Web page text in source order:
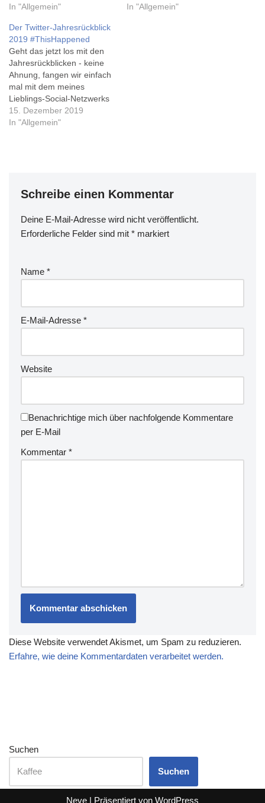
Picture: The Boston Globe
aber auch Bilder aus
Deutschland, zum Beispiel
bei der
Berliner Morgenpost und
beim Stern. Einen eher für
Nullenundeinsenschubser
geeigneten
Jahresrückblick mit…
In "Allgemein"
'verzweifelt' gesucht habe…
In "Allgemein"
Der Twitter-Jahresrückblick
2019 #ThisHappened
Geht das jetzt los mit den
Jahresrückblicken - keine
Ahnung, fangen wir einfach
mal mit dem meines
Lieblings-Social-Netzwerks
an, nämlich Twitter.
#ThisHappenend
15. Dezember 2019
In "Allgemein"
Schreibe einen Kommentar
Deine E-Mail-Adresse wird nicht veröffentlicht.
Erforderliche Felder sind mit * markiert
Name *
E-Mail-Adresse *
Website
Benachrichtige mich über nachfolgende Kommentare
per E-Mail
Kommentar *
Diese Website verwendet Akismet, um Spam zu reduzieren.
Erfahre, wie deine Kommentardaten verarbeitet werden.
Suchen
Suchen
Neve | Präsentiert von WordPress